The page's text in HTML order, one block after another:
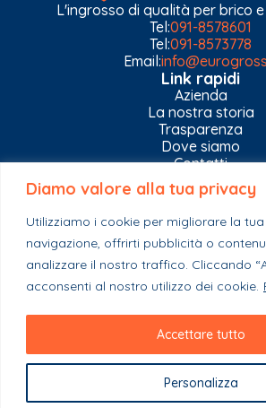
Diamo valore alla tua privacy
Utilizziamo i cookie per migliorare la
navigazione, offrirti pubblicità o
analizzare il nostro traffico. Cliccando
acconsenti al nostro utilizzo dei cookie.
Personalizza
Accettare tutto
L'ingrosso di qualità per brico
Tel:091-8578601
Tel:091-8573778
Email:
Link rapidi
Azienda
La nostra storia
Trasparenza
Dove siamo
Contatti
Privacy Policy
Gestisci impostazioni
Esplora il
Casa
Ferramenta & Co.
Giardino e
Stagionali